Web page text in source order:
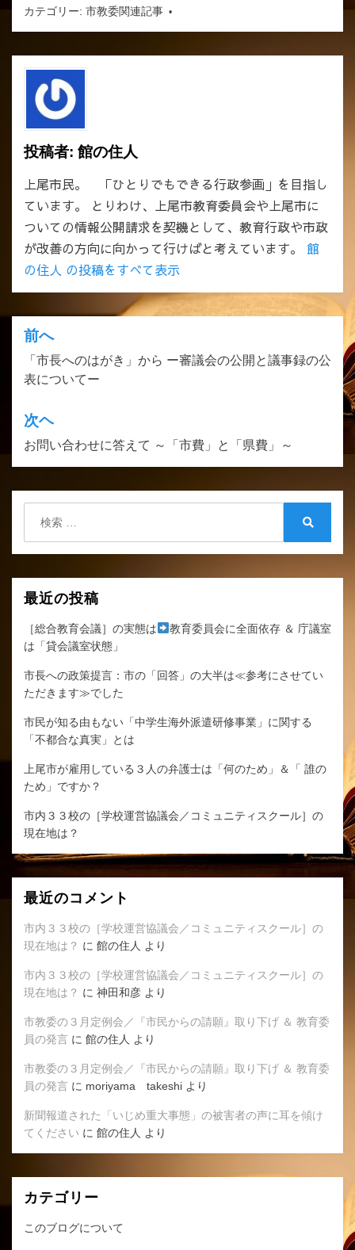
カテゴリー: 市教委関連記事
投稿者: 館の住人
上尾市民。 「ひとりでもできる行政参画」を目指し
ています。 とりわけ、上尾市教育委員会や上尾市に
ついての情報公開請求を契機として、教育行政や市政
が改善の方向に向かって行けばと考えています。 館
の住人 の投稿をすべて表示
投
稿
ナ
ビ
ゲ
ー
シ
ョ
ン
前へ
「市長へのはがき」から ー審議会の公開と議事録の公
表についてー
次ヘ
お問い合わせに答えて ～「市費」と「県費」～
最近の投稿
［総合教育会議］の実態は
教育委員会に全面依存 ＆ 庁議室
は「貸会議室状態」
市長への政策提言：市の「回答」の大半は≪参考にさせてい
ただきます≫でした
市民が知る由もない「中学生海外派遣研修事業」に関する
「不都合な真実」とは
上尾市が雇用している３人の弁護士は「何のため」＆「 誰の
ため」ですか？
市内３３校の［学校運営協議会／コミュニティスクール］の
現在地は？
最近のコメント
市内３３校の［学校運営協議会／コミュニティスクール］の
現在地は？ に 館の住人 より
市内３３校の［学校運営協議会／コミュニティスクール］の
現在地は？ に 神田和彦 より
市教委の３月定例会／『市民からの請願』取り下げ ＆ 教育委
員の発言 に 館の住人 より
市教委の３月定例会／『市民からの請願』取り下げ ＆ 教育委
員の発言 に moriyama takeshi より
新聞報道された「いじめ重大事態」の被害者の声に耳を傾け
てください に 館の住人 より
カテゴリー
このブログについて